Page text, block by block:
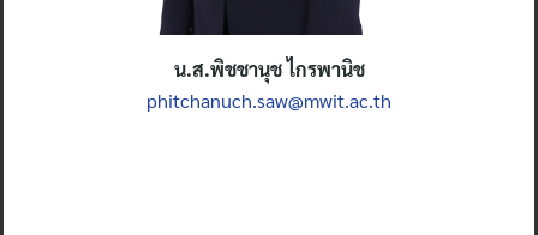
น.ส.พิชชานุช ไกรพานิช
phitchanuch.saw@mwit.ac.th